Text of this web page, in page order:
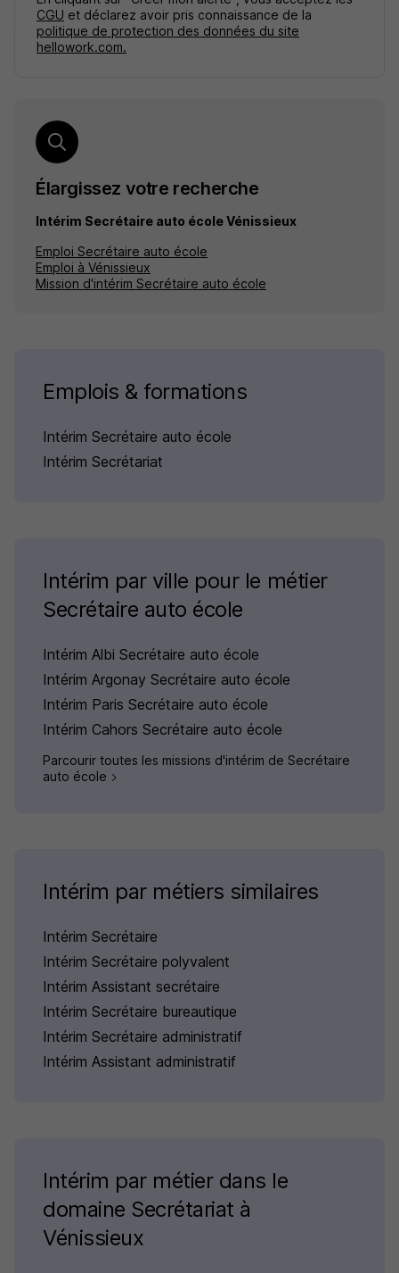
CGU et déclarez avoir pris connaissance de la
politique de protection des données du site
hellowork.com.
Élargissez votre recherche
Intérim Secrétaire auto école Vénissieux
Emploi Secrétaire auto école
Emploi à Vénissieux
Mission d'intérim Secrétaire auto école
Emplois & formations
Intérim Secrétaire auto école
Intérim Secrétariat
Intérim par ville pour le métier
Secrétaire auto école
Intérim Albi Secrétaire auto école
Intérim Argonay Secrétaire auto école
Intérim Paris Secrétaire auto école
Intérim Cahors Secrétaire auto école
Parcourir toutes les missions d'intérim de Secrétaire
auto école
Intérim par métiers similaires
Intérim Secrétaire
Intérim Secrétaire polyvalent
Intérim Assistant secrétaire
Intérim Secrétaire bureautique
Intérim Secrétaire administratif
Intérim Assistant administratif
Intérim par métier dans le
domaine Secrétariat à
Vénissieux